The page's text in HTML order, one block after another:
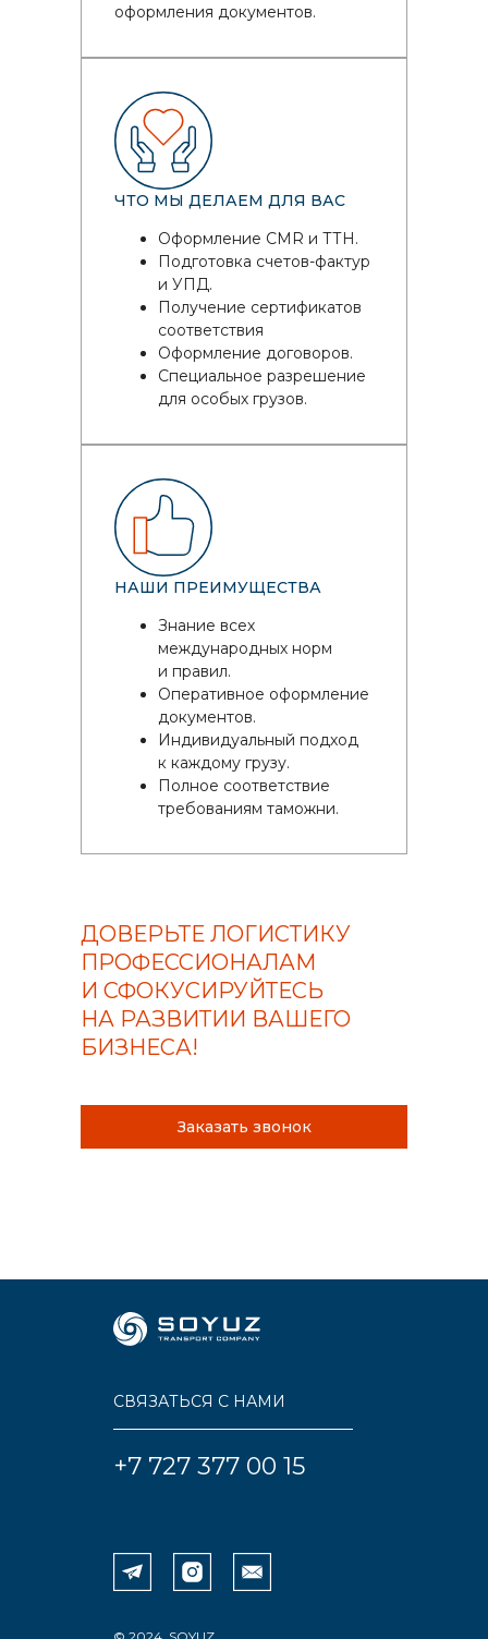
оформления документов.
ЧТО МЫ ДЕЛАЕМ ДЛЯ ВАС
Оформление CMR и ТТН.
Подготовка счетов-фактур
и УПД.
Получение сертификатов
соответствия
Оформление договоров.
Специальное разрешение
для особых грузов.
НАШИ ПРЕИМУЩЕСТВА
Знание всех
международных норм
и правил.
Оперативное оформление
документов.
Индивидуальный подход
к каждому грузу.
Полное соответствие
требованиям таможни.
ДОВЕРЬТЕ ЛОГИСТИКУ
ПРОФЕССИОНАЛАМ
И СФОКУСИРУЙТЕСЬ
НА РАЗВИТИИ ВАШЕГО
БИЗНЕСА!
Заказать звонок
СВЯЗАТЬСЯ С НАМИ
+7 727 377 00 15